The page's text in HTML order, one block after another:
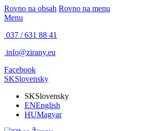
Rovno na obsah Rovno na menu
Menu
037 / 631 88 41
info@zirany.eu
Facebook
SKSlovensky
SKSlovensky
ENEnglish
HUMagyar